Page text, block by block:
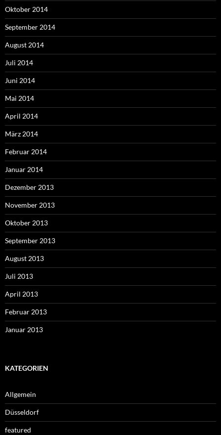
Oktober 2014
September 2014
August 2014
Juli 2014
Juni 2014
Mai 2014
April 2014
März 2014
Februar 2014
Januar 2014
Dezember 2013
November 2013
Oktober 2013
September 2013
August 2013
Juli 2013
April 2013
Februar 2013
Januar 2013
KATEGORIEN
Allgemein
Düsseldorf
featured